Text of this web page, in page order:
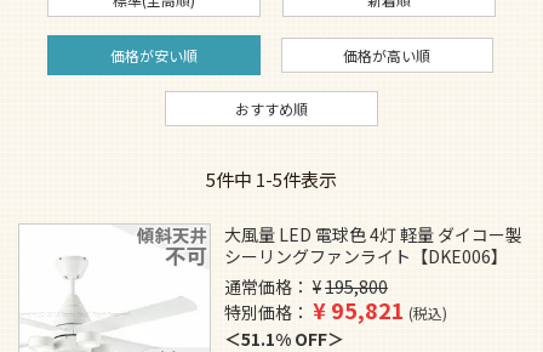
価格が安い順 価格が高い順
おすすめ順
5件中 1-5件表示
大風量 LED 電球色 4灯 軽量 ダイコー製
シーリングファンライト【DKE006】
通常価格
¥195,800
特別価格
¥95,821 税込
51.1% OFF